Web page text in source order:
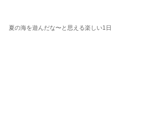
夏の海を遊んだな〜と思える楽しい1日